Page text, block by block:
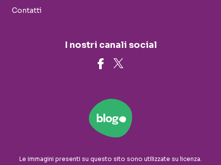
Contatti
I nostri canali social
Le immagini presenti su questo sito sono utilizzate su licenza.